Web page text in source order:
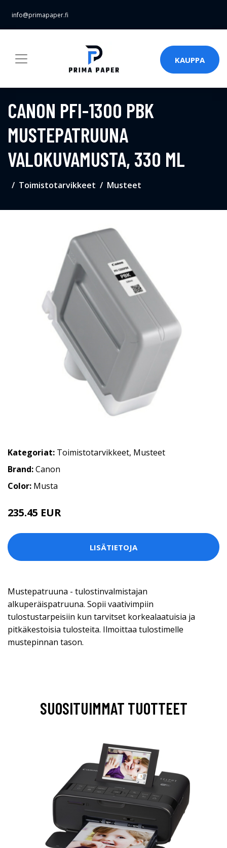
info@primapaper.fi
KAUPPA
CANON PFI-1300 PBK
MUSTEPATRUUNA
VALOKUVAMUSTA, 330 ML
Toimistotarvikkeet Musteet
Kategoriat: Toimistotarvikkeet, Musteet
Brand:Canon
Color: Musta
235.45 EUR
LISÄTIETOJA
Mustepatruuna - tulostinvalmistajan
alkuperäispatruuna. Sopii vaativimpiin
tulostustarpeisiin kun tarvitset korkealaatuisia ja
pitkäkestoisia tulosteita. Ilmoittaa tulostimelle
mustepinnan tason.
SUOSITUIMMAT TUOTTEET